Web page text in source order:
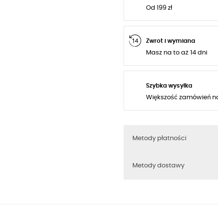
Od 199 zł
Zwrot i wymiana
Masz na to aż 14 dni
Szybka wysyłka
Większość zamówień
Metody płatności
Metody dostawy